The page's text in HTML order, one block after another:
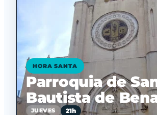
HORA SANTA
Parroquia de
Bautista de
JUEVES 21h